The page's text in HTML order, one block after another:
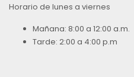
Horario de lunes a viernes
Mañana: 8:00 a 12:00 a.m.
Tarde: 2:00 a 4:00 p.m